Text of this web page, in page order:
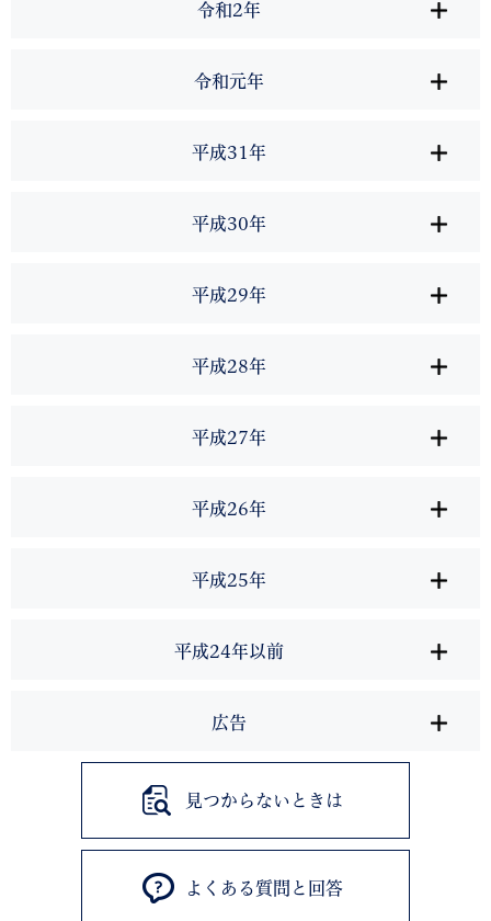
令和2年
令和元年
平成31年
平成30年
平成29年
平成28年
平成27年
平成26年
平成25年
平成24年以前
広告
見つからないときは
よくある質問と回答